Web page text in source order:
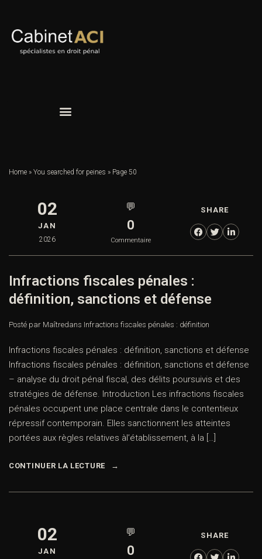
Home » You searched for peines » Page 50
02
JAN
2026
💬
0
Commentaire
SHARE
Infractions fiscales pénales :
définition, sanctions et défense
Posté par Maîtredans Infractions fiscales pénales : définition
Infractions fiscales pénales : définition, sanctions et défense
Infractions fiscales pénales : définition, sanctions et défense
– analyse du droit pénal fiscal, des délits poursuivis et des
stratégies de défense. Introduction Les infractions fiscales
pénales occupent une place centrale dans le contentieux
répressif contemporain. Elles sanctionnent les atteintes
portées aux règles relatives àl’établissement, à la […]
CONTINUER LA LECTURE
02
JAN
💬
0
SHARE